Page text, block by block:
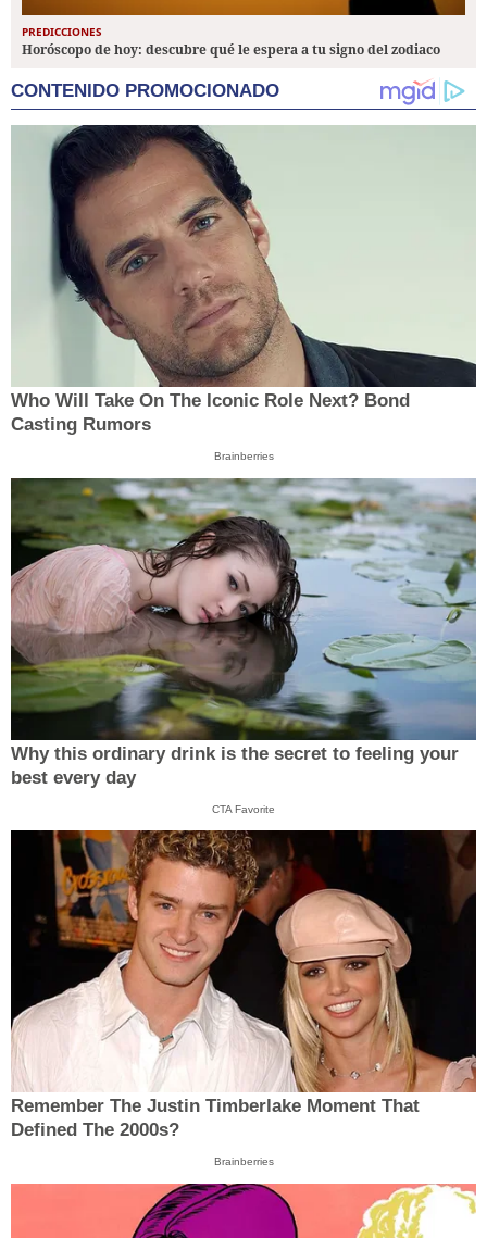
PREDICCIONES
Horóscopo de hoy: descubre qué le espera a tu signo del zodiaco
CONTENIDO PROMOCIONADO
Who Will Take On The Iconic Role Next? Bond
Casting Rumors
Brainberries
Why this ordinary drink is the secret to feeling your
best every day
CTA Favorite
Remember The Justin Timberlake Moment That
Defined The 2000s?
Brainberries